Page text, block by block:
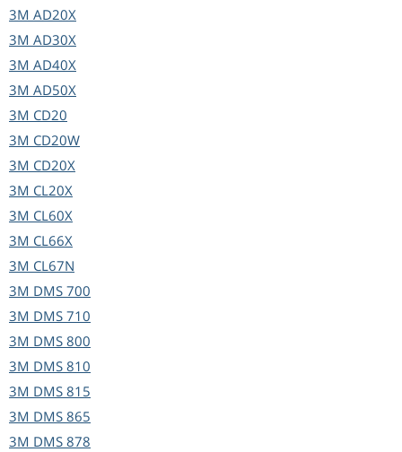
3M AD20X
3M AD30X
3M AD40X
3M AD50X
3M CD20
3M CD20W
3M CD20X
3M CL20X
3M CL60X
3M CL66X
3M CL67N
3M DMS 700
3M DMS 710
3M DMS 800
3M DMS 810
3M DMS 815
3M DMS 865
3M DMS 878